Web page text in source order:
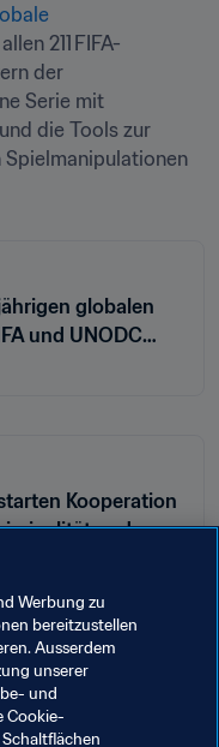
211 FIFA-
der
Serie mit
die Tools zur
globalen
und UNODC
Kooperation
und
Werbung zu
bereitzustellen
Ausserdem
unserer
und
Cookie-